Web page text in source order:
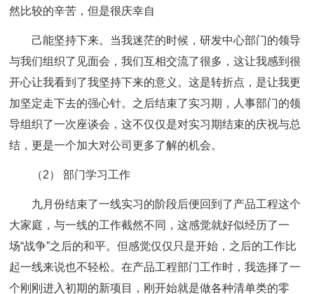
然比较的辛苦，但是很庆幸自
己能坚持下来。当我迷茫的时候，研发中心部门的领导
与我们组织了见面会，我们互相交流了很多，这让我感到很
开心让我看到了我坚持下来的意义。这是转折点，是让我更
加坚定走下去的强心针。之后结束了实习期，人事部门的领
导组织了一次座谈会，这不仅仅是对实习期结束的庆祝与总
结，更是一个加大对公司更多了解的机会。
（2） 部门学习工作
九月份结束了一线实习的阶段后便回到了产品工程这个
大家庭，与一线的工作截然不同，这感觉就好似经历了一
场“战争”之后的和平。但感觉仅仅只是开始，之后的工作比
起一线来说也不轻松。在产品工程部门工作时，我选择了一
个刚刚进入初期的新项目，刚开始就是做各种清单类的零